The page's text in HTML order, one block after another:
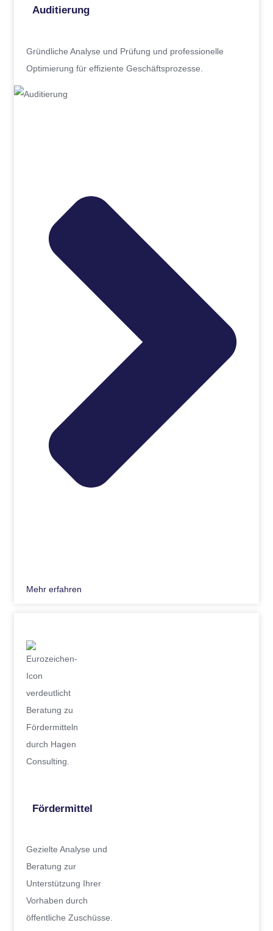
Auditierung
Gründliche Analyse und Prüfung und professionelle
Optimierung für effiziente Geschäftsprozesse.
Mehr erfahren
Fördermittel
Gezielte Analyse und
Beratung zur
Unterstützung Ihrer
Vorhaben durch
öffentliche Zuschüsse.